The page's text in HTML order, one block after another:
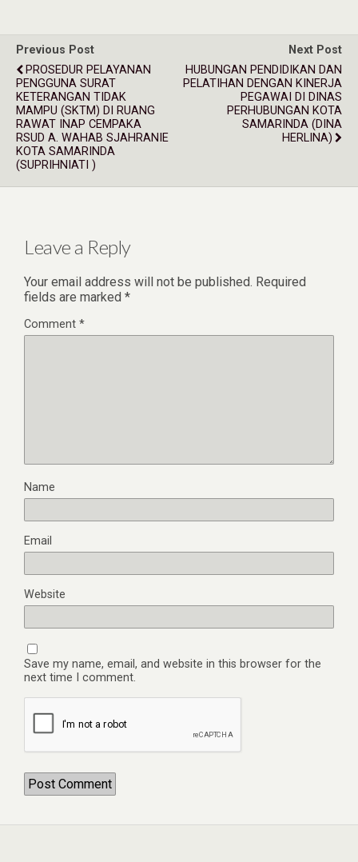
Previous Post
PROSEDUR PELAYANAN
PENGGUNA SURAT
KETERANGAN TIDAK
MAMPU (SKTM) DI RUANG
RAWAT INAP CEMPAKA
RSUD A. WAHAB SJAHRANIE
KOTA SAMARINDA
(SUPRIHNIATI )
Next Post
HUBUNGAN PENDIDIKAN DAN
PELATIHAN DENGAN KINERJA
PEGAWAI DI DINAS
PERHUBUNGAN KOTA
SAMARINDA (DINA
HERLINA)
Leave a Reply
Your email address will not be published. Required
fields are marked *
Comment *
Name
Email
Website
Save my name, email, and website in this browser for the
next time I comment.